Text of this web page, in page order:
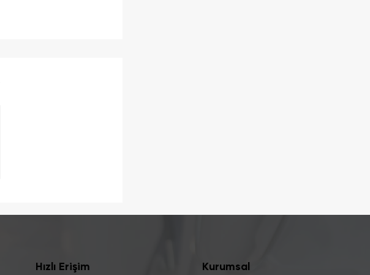
Hızlı Erişim Kurumsal